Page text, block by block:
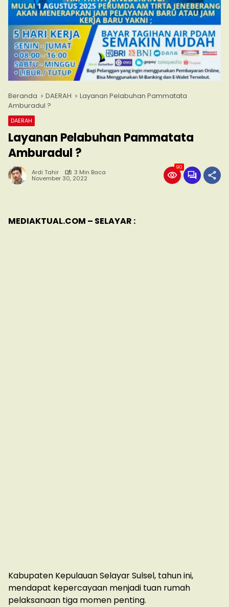
Beranda DAERAH
Layanan Pelabuhan Pammatata
Amburadul ?
DAERAH
Layanan Pelabuhan Pammatata
Amburadul ?
Ardi Tahir 3 Min Baca
November 30, 2022
90
MEDIAKTUAL.COM – SELAYAR :
Kabupaten Kepulauan Selayar Sulsel, tahun ini,
mendapat kepercayaan menjadi tuan rumah
pelaksanaan tiga momen penting.